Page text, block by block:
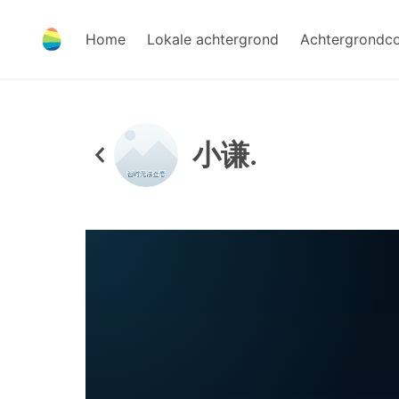
Home Lokale achtergrond
小谦.